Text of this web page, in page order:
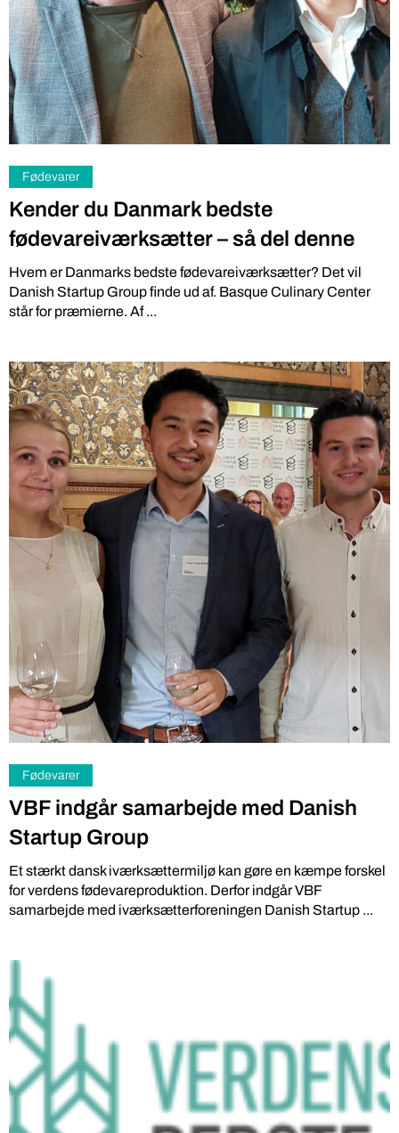
Fødevarer
Kender du Danmark bedste
fødevareiværksætter – så del denne
Hvem er Danmarks bedste fødevareiværksætter? Det vil
Danish Startup Group finde ud af. Basque Culinary Center
står for præmierne. Af ...
Fødevarer
VBF indgår samarbejde med Danish
Startup Group
Et stærkt dansk iværksættermiljø kan gøre en kæmpe forskel
for verdens fødevareproduktion. Derfor indgår VBF
samarbejde med iværksætterforeningen Danish Startup ...